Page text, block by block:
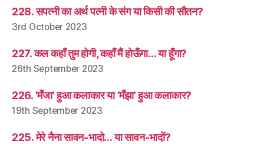
228. सपत्नी का अर्थ पत्नी के संग या किसी की सौतन?
3rd October 2023
227. कल कहाँ तुम होगी, कहाँ मैं होऊँगा… या हूँगा?
26th September 2023
226. ‘मँजा’ हुआ कलाकार या ‘मँझा’ हुआ कलाकार?
19th September 2023
225. मेरे नैना सावन-भादो… या सावन-भादों?